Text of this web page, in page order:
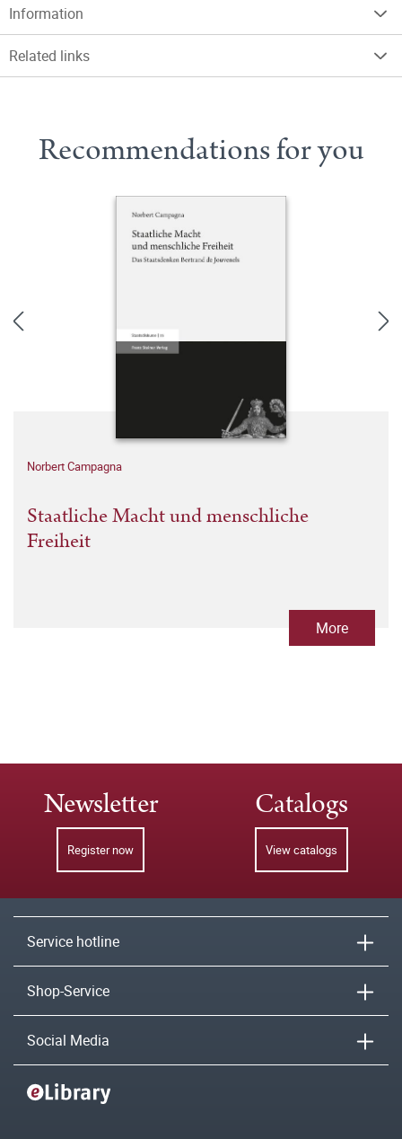
Information
Related links
Recommendations for you
Norbert Campagna
Staatliche Macht und menschliche
Freiheit
More
Newsletter
Register now
Catalogs
View catalogs
Service hotline
Shop-Service
Social Media